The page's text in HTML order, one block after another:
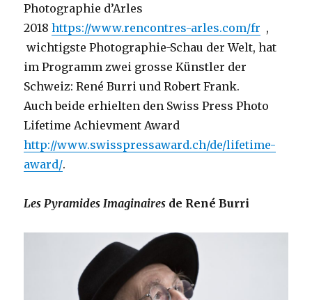
Photographie d’Arles
2018https://www.rencontres-arles.com/fr ,
wichtigste Photographie-Schau der Welt, hat
im Programm zwei grosse Künstler der
Schweiz: René Burri und Robert Frank.
Auch beide erhielten den Swiss Press Photo
Lifetime Achievment Award
http://www.swisspressaward.ch/de/lifetime-
award/.
Les Pyramides Imaginaires de René Burri